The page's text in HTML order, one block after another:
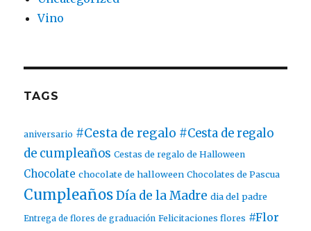
Vino
TAGS
aniversario #Cesta de regalo #Cesta de regalo
de cumpleaños Cestas de regalo de Halloween
Chocolate chocolate de halloween Chocolates de Pascua
Cumpleaños Día de la Madre dia del padre
Entrega de flores de graduación Felicitaciones flores #Flor